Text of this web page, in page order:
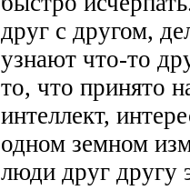
друг с другом,
узнают что-то
то, что принято
интеллект,
одном земном
люди друг другу